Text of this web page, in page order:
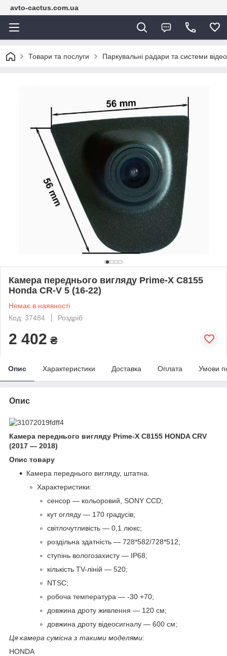
avto-cactus.com.ua
Товари та послуги Паркувальні радари та системи
Камера переднього вигляду Prime-X C8155
Honda CR-V 5 (16-22)
Немає в наявності
Код: 37484
Роздріб
2 402 ₴
Опис Характеристики Доставка Оплата Умови
Опис
Камера переднього вигляду Prime-X C8155 HONDA CRV
(2017 — 2018)
Опис товару
Камера переднього вигляду, штатна.
Характеристики:
сенсор — кольоровий, SONY CCD;
кут огляду — 170 градусів;
світлочутливість — 0,1 люкс;
роздільна здатність — 728*582/728*512;
ступінь вологозахисту — IP68;
кількість TV-ліній — 520;
NTSC;
робоча температура — -30 +70;
довжина дроту живлення — 120 см;
довжина дроту відеосигналу — 600 см;
Ця камера сумісна з такими моделями:
HONDA